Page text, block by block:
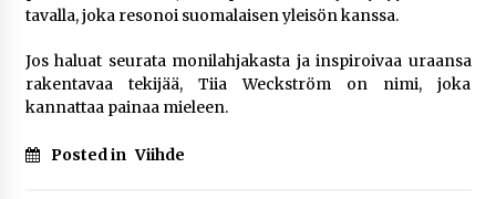
tavalla, joka resonoi suomalaisen yleisön kanssa.
Jos haluat seurata monilahjakasta ja inspiroivaa uraansa
rakentavaa tekijää, Tiia Weckström on nimi, joka
kannattaa painaa mieleen.
Posted in Viihde